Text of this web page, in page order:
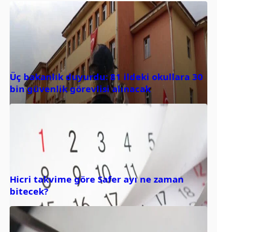
Üç bakanlık duyurdu: 81 ildeki okullara 30
bin güvenlik görevlisi alınacak
Hicri takvime göre Safer ayı ne zaman
bitecek?